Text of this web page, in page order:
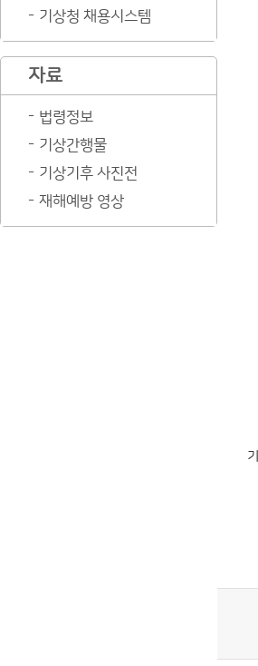
기상청 채용시스템
자료
법령정보
기상간행물
기상기후 사진전
재해예방 영상